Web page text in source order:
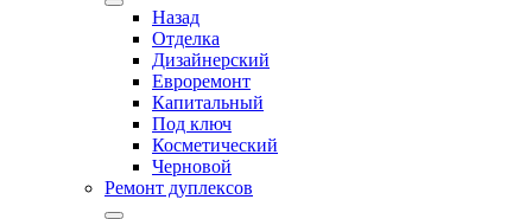
Назад
Отделка
Дизайнерский
Евроремонт
Капитальный
Под ключ
Косметический
Черновой
Ремонт дуплексов